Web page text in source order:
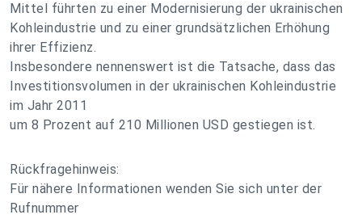
Mittel führten zu einer Modernisierung der ukrainischen
Kohleindustrie und zu einer grundsätzlichen Erhöhung
ihrer Effizienz.
Insbesondere nennenswert ist die Tatsache, dass das
Investitionsvolumen in der ukrainischen Kohleindustrie
im Jahr 2011
um 8 Prozent auf 210 Millionen USD gestiegen ist.
Rückfragehinweis:
Für nähere Informationen wenden Sie sich unter der
Rufnummer